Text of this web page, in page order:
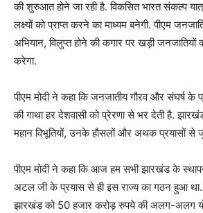
की शुरुआत होने जा रही है. विकसित भारत संकल्प
लक्ष्यों को प्राप्त करने का माध्यम बनेगी. पीएम
अभियान, विलुप्त होने की कगार पर खड़ी जनजातियों
करेगा.
पीएम मोदी ने कहा कि जनजातीय गौरव और संघर्ष के
की गाथा हर देशवासी को प्रेरणा से भर देती है.
महान विभूतियों, उनके हौसलों और अथक प्रयासों से
पीएम मोदी ने कहा कि आज हम सभी झारखंड के
अटल जी के प्रयास से ही इस राज्य का गठन हुआ
झारखंड को 50 हजार करोड़ रुपये की अलग-अलग